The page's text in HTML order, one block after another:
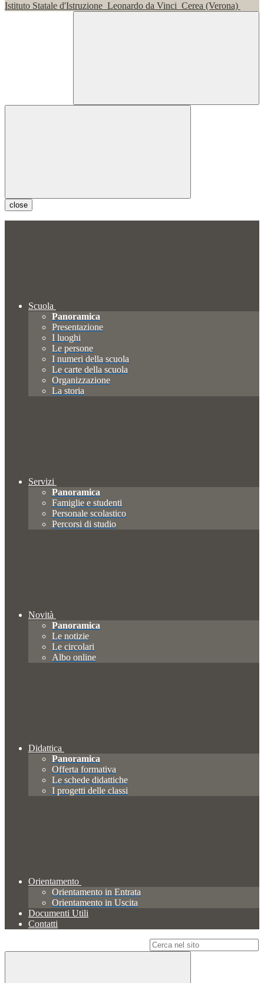
Istituto Statale d'Istruzione Leonardo da Vinci Cerea (Verona)
close
Scuola
Panoramica
Presentazione
I luoghi
Le persone
I numeri della scuola
Le carte della scuola
Organizzazione
La storia
Servizi
Panoramica
Famiglie e studenti
Personale scolastico
Percorsi di studio
Novità
Panoramica
Le notizie
Le circolari
Albo online
Didattica
Panoramica
Offerta formativa
Le schede didattiche
I progetti delle classi
Orientamento
Orientamento in Entrata
Orientamento in Uscita
Documenti Utili
Contatti